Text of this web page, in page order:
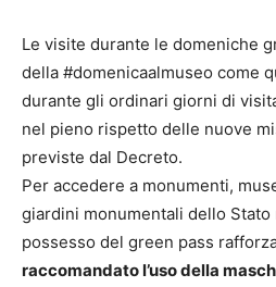
Le visite durante le domeniche
della #domenicaalmuseo come
durante gli ordinari giorni di
nel pieno rispetto delle nuove
previste dal Decreto.
Per accedere a monumenti,
giardini monumentali dello
possesso del green pass
raccomandato l’uso della